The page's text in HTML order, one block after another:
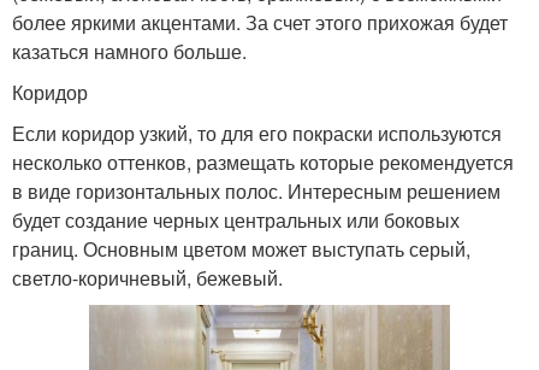
более яркими акцентами. За счет этого прихожая будет
казаться намного больше.
Коридор
Если коридор узкий, то для его покраски используются
несколько оттенков, размещать которые рекомендуется
в виде горизонтальных полос. Интересным решением
будет создание черных центральных или боковых
границ. Основным цветом может выступать серый,
светло-коричневый, бежевый.